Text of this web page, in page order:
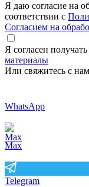
Я даю согласие на
соответствии с
Согласием на
Я согласен получать
материалы
Или свяжитесь с
WhatsApp
Max
Telegram